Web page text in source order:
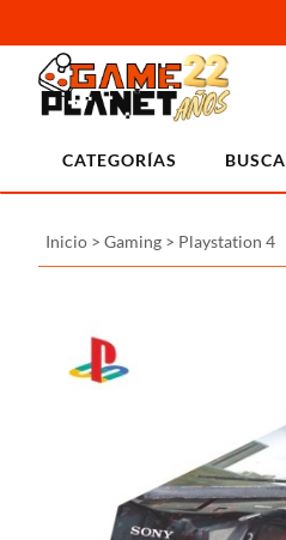
CATEGORÍAS
Inicio > Gaming > Playstation 4